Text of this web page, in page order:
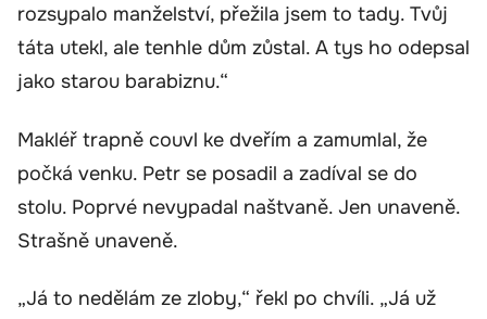
rozsypalo manželství, přežila jsem to tady. Tvůj
táta utekl, ale tenhle dům zůstal. A tys ho odepsal
jako starou barabiznu.“
Makléř trapně couvl ke dveřím a zamumlal, že
počká venku. Petr se posadil a zadíval se do
stolu. Poprvé nevypadal naštvaně. Jen unaveně.
Strašně unaveně.
„Já to nedělám ze zloby,“ řekl po chvíli. „Já už